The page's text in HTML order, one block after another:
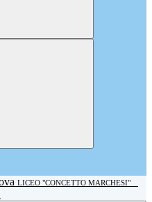
LICEO "CONCETTO MARCHESI"